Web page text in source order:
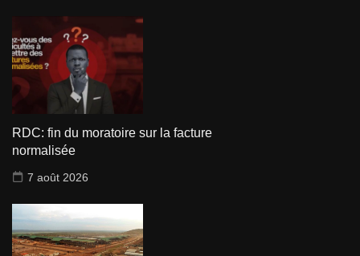
RDC: fin du moratoire sur la facture
normalisée
7 août 2026